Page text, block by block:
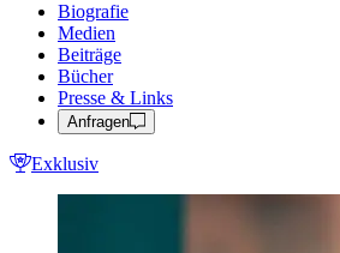
Biografie
Medien
Beiträge
Bücher
Presse & Links
Anfragen
Exklusiv